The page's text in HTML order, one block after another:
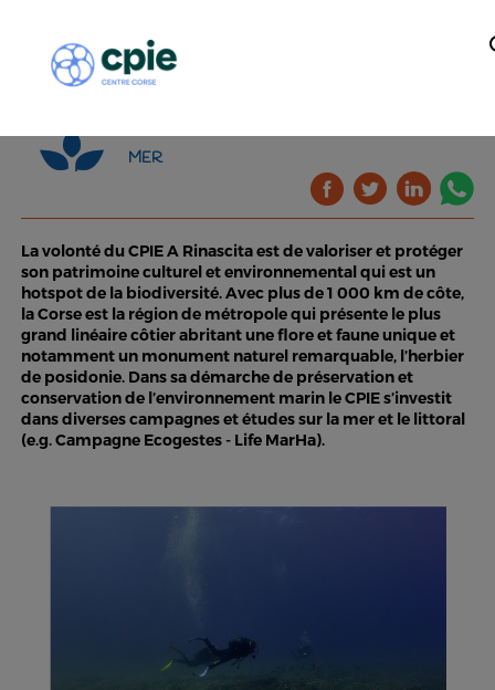
MER
La volonté du CPIE A Rinascita est de valoriser et protéger
son patrimoine culturel et environnemental qui est un
hotspot de la biodiversité. Avec plus de 1 000 km de côte,
la Corse est la région de métropole qui présente le plus
grand linéaire côtier abritant une flore et faune unique et
notamment un monument naturel remarquable, l’herbier
de posidonie. Dans sa démarche de préservation et
conservation de l’environnement marin le CPIE s’investit
dans diverses campagnes et études sur la mer et le littoral
(e.g. Campagne Ecogestes - Life MarHa).